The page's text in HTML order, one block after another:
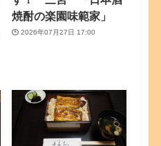
焼酎の楽園味範家」
2026年07月27日 17:00